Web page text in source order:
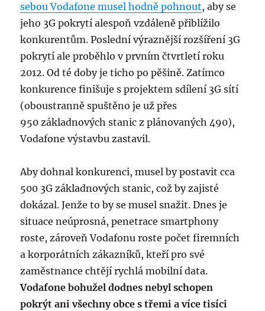
sebou Vodafone musel hodně pohnout, aby se
jeho 3G pokrytí alespoň vzdáleně přiblížilo
konkurentům. Poslední výraznější rozšíření 3G
pokrytí ale proběhlo v prvním čtvrtletí roku
2012. Od té doby je ticho po pěšině. Zatímco
konkurence finišuje s projektem sdílení 3G sítí
(oboustranně spuštěno je už přes
950 základnových stanic z plánovaných 490),
Vodafone výstavbu zastavil.
Aby dohnal konkurenci, musel by postavit cca
500 3G základnových stanic, což by zajisté
dokázal. Jenže to by se musel snažit. Dnes je
situace neúprosná, penetrace smartphony
roste, zároveň Vodafonu roste počet firemních
a korporátních zákazníků, kteří pro své
zaměstnance chtějí rychlá mobilní data.
Vodafone bohužel dodnes nebyl schopen
pokrýt ani všechny obce s třemi a více tisíci